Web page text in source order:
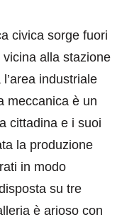
civica sorge fuori
alla stazione
industriale
meccanica è un
cittadina e i suoi
la produzione
in modo
su tre
è arioso con